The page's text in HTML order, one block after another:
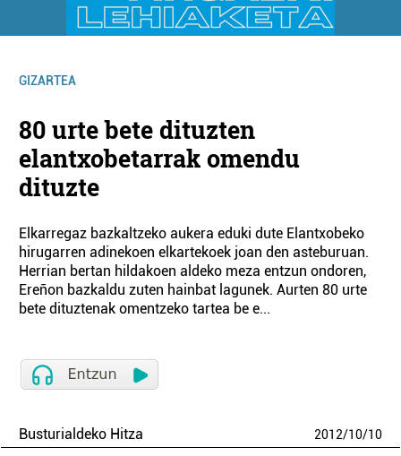
GIZARTEA
80 urte bete dituzten
elantxobetarrak omendu
dituzte
Elkarregaz bazkaltzeko aukera eduki dute Elantxobeko
hirugarren adinekoen elkartekoek joan den asteburuan.
Herrian bertan hildakoen aldeko meza entzun ondoren,
Ereñon bazkaldu zuten hainbat lagunek. Aurten 80 urte
bete dituztenak omentzeko tartea be e...
Busturialdeko Hitza 2012/10/10